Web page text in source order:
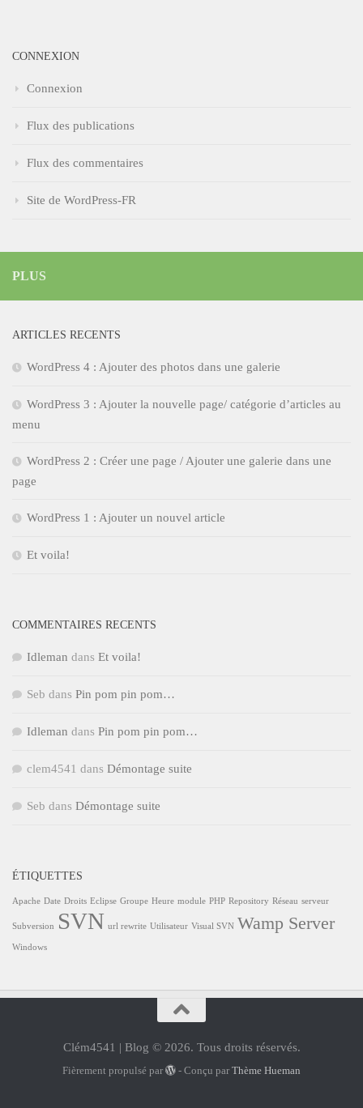
CONNEXION
Connexion
Flux des publications
Flux des commentaires
Site de WordPress-FR
PLUS
ARTICLES RECENTS
WordPress 4 : Ajouter des photos dans une galerie
WordPress 3 : Ajouter la nouvelle page/ catégorie d’articles au
menu
WordPress 2 : Créer une page / Ajouter une galerie dans une
page
WordPress 1 : Ajouter un nouvel article
Et voila!
COMMENTAIRES RECENTS
Idleman dans Et voila!
Seb dans Pin pom pin pom…
Idleman dans Pin pom pin pom…
clem4541 dans Démontage suite
Seb dans Démontage suite
ÉTIQUETTES
Apache Date Droits Eclipse Groupe Heure module PHP Repository Réseau serveur
Subversion SVN url rewrite Utilisateur Visual SVN Wamp Server
Windows
Clém4541 | Blog © 2026. Tous droits réservés.
Fièrement propulsé par - Conçu parThème Hueman